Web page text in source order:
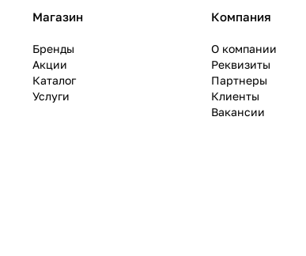
Магазин
Бренды
Акции
Каталог
Услуги
Компания
О компании
Реквизиты
Партнеры
Клиенты
Вакансии